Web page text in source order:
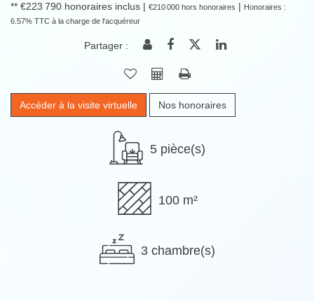
** €223 790 honoraires inclus | €210 000 hors honoraires | Honoraires :
6.57% TTC à la charge de l'acquéreur
Partager :
Accéder à la visite virtuelle Nos honoraires
5 pièce(s)
100 m²
3 chambre(s)